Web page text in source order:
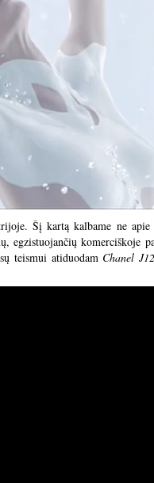
Šį kartą kalbame ne
egzistuojančių komerciškoje
teismui atiduodam Chanel